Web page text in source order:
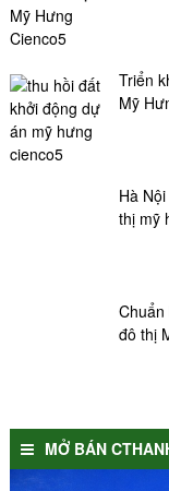
Triển
Mỹ
Hà
thị mỹ
đô thị
MỞ BÁN